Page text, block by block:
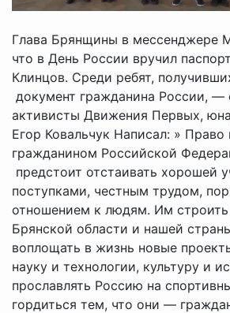
Глава Брянщины в мессенджере
что в День России вручил
Клинцов. Среди ребят,
документ гражданина России, —
активисты Движения Первых,
Егор Ковальчук Написал: » Право
гражданином Российской
предстоит отстаивать хорошей
поступками, честным трудом,
отношением к людям. Им
Брянской области и нашей
воплощать в жизнь новые
науку и технологии, культуру и
прославлять Россию на
гордиться тем, что они —